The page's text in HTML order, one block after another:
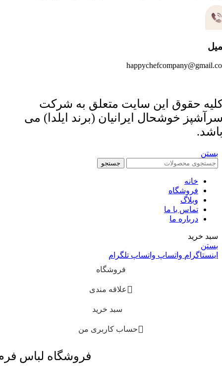
حقوق این سایت متعلق به شرکت
خوشحال ایرانیان (برند ایلدا) می
بستن
جستجو
خانه
فروشگاه
وبلاگ
تماس با ما
درباره ما
سبد خرید
بستن
اینستاگرام واتساپ واتساپ تلگرام
فروشگاه
علاقه مندی
سبد خرید
حساب کاربری من
فروشگاه لباس